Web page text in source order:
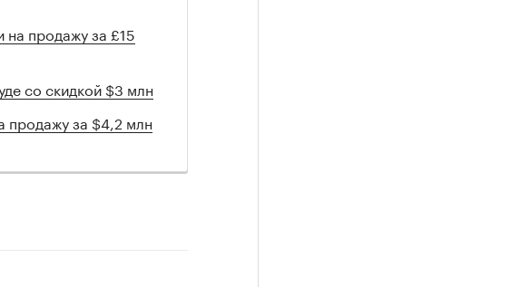
продажу за £15
со скидкой $3 млн
продажу за $4,2 млн